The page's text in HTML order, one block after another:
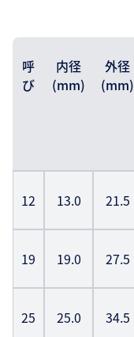
呼
び
内径
(mm)
外径
(mm)
12 13.0 21.5
19 19.0 27.5
25 25.0 34.5